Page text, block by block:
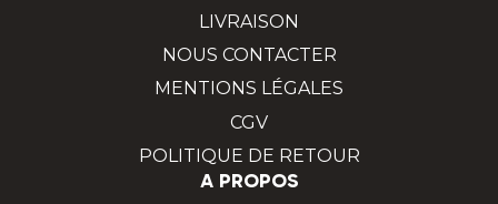
LIVRAISON
NOUS CONTACTER
MENTIONS LÉGALES
CGV
POLITIQUE DE RETOUR
A PROPOS